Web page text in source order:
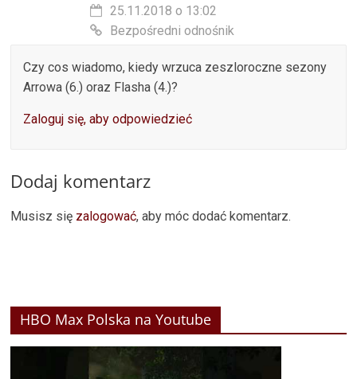
25.11.2018 o 13:02
Bezpośredni odnośnik
Czy cos wiadomo, kiedy wrzuca zeszloroczne sezony
Arrowa (6.) oraz Flasha (4.)?
Zaloguj się, aby odpowiedzieć
Dodaj komentarz
Musisz się zalogować, aby móc dodać komentarz.
HBO Max Polska na Youtube